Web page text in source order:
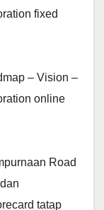
fixed
– Vision –
online
Road
tatap